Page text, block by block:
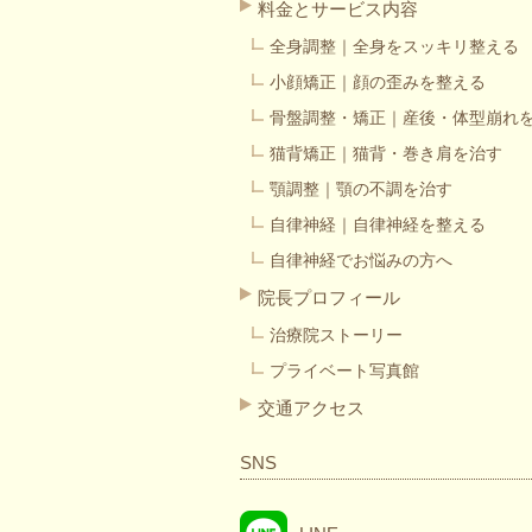
料金とサービス内容
全身調整｜全身をスッキリ整える
小顔矯正｜顔の歪みを整える
骨盤調整・矯正｜産後・体型崩れ
猫背矯正｜猫背・巻き肩を治す
顎調整｜顎の不調を治す
自律神経｜自律神経を整える
自律神経でお悩みの方へ
院長プロフィール
治療院ストーリー
プライベート写真館
交通アクセス
SNS